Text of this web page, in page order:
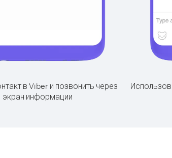
в Viber и позвонить через
экран информации